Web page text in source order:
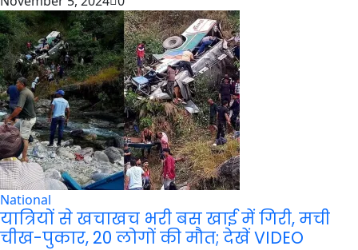
National
यात्रियों से खचाखच भरी बस खाई में गिरी, मची
चीख-पुकार, 20 लोगों की मौत; देखें VIDEO